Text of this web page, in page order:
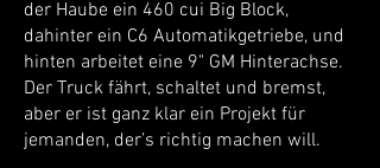
der Haube ein 460 cui Big Block,
dahinter ein C6 Automatikgetriebe, und
hinten arbeitet eine 9" GM Hinterachse.
Der Truck fährt, schaltet und bremst,
aber er ist ganz klar ein Projekt für
jemanden, der’s richtig machen will.